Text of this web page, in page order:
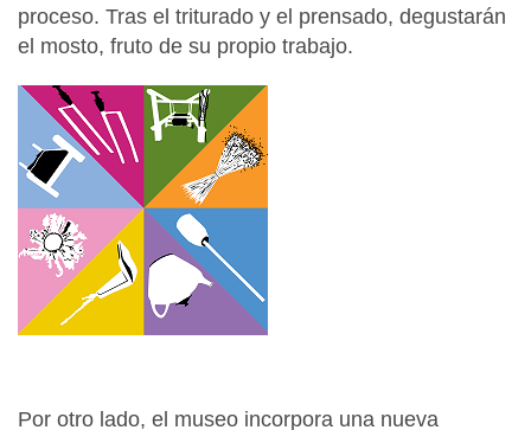
proceso. Tras el triturado y el prensado, degustarán
el mosto, fruto de su propio trabajo.
Por otro lado, el museo incorpora una nueva